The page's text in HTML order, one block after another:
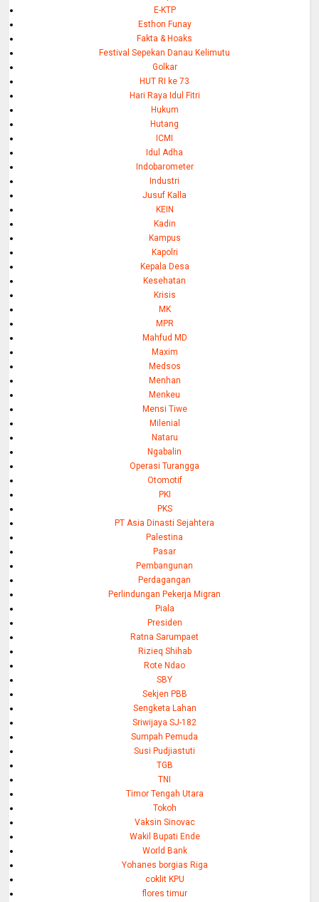
E-KTP
Esthon Funay
Fakta & Hoaks
Festival Sepekan Danau Kelimutu
Golkar
HUT RI ke 73
Hari Raya Idul Fitri
Hukum
Hutang
ICMI
Idul Adha
Indobarometer
Industri
Jusuf Kalla
KEIN
Kadin
Kampus
Kapolri
Kepala Desa
Kesehatan
Krisis
MK
MPR
Mahfud MD
Maxim
Medsos
Menhan
Menkeu
Mensi Tiwe
Milenial
Nataru
Ngabalin
Operasi Turangga
Otomotif
PKI
PKS
PT Asia Dinasti Sejahtera
Palestina
Pasar
Pembangunan
Perdagangan
Perlindungan Pekerja Migran
Piala
Presiden
Ratna Sarumpaet
Rizieq Shihab
Rote Ndao
SBY
Sekjen PBB
Sengketa Lahan
Sriwijaya SJ-182
Sumpah Pemuda
Susi Pudjiastuti
TGB
TNI
Timor Tengah Utara
Tokoh
Vaksin Sinovac
Wakil Bupati Ende
World Bank
Yohanes borgias Riga
coklit KPU
flores timur